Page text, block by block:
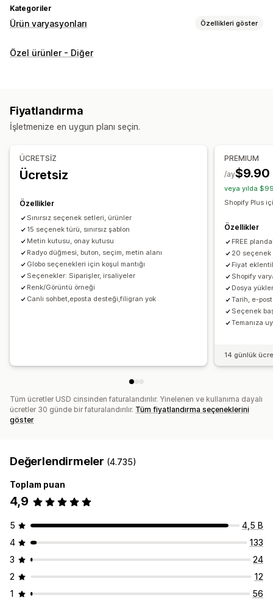
Kategoriler
Ürün varyasyonları Özellikleri göster
Özelleştirme
Hediye paketi Özel CSS
Önizleme
Çeviri İçe ve dışa aktarma
Fiyatlandırma
Koşullu fiyatlandırma
Varyasyon ek ücretleri
Kurulum ücretleri
Envanter
Stokta olmayanları gizleme
Manuel güncellemeler Otomatik güncellemeler
Özel ürünler - Diğer
Fiyatlandırma
İşletmenize en uygun planı seçin.
ÜCRETSİZ
Ücretsiz
Özellikler
Sınırsız seçenek setleri, ürünler
15 seçenek türü, sınırsız şablon
Metin kutusu, onay kutusu
Radyo düğmesi, buton, seçim, metin alanı
Globo seçenekleri için koşul mantığı
Seçenekler: Siparişler, irsaliyeler
Renk/Görüntü örneği
Canlı sohbet,eposta desteği,filigran yok
PREMIUM
$9.90
/ay
veya yılda
Shopify Plus
Özellikler
FREE
20 seçenek
Fiyat
Shopify
Dosya
Tarih, e-
Seçenek
Temanıza
14 günlük
Tüm ücretler USD cinsinden faturalandırılır. Yinelenen ve kullanıma dayalı
ücretler 30 günde bir faturalandırılır. Tüm fiyatlandırma seçeneklerini
göster
Değerlendirmeler (4.735)
Toplam puan
4,9
5
4,5 B
4
133
3
24
2
12
1
56